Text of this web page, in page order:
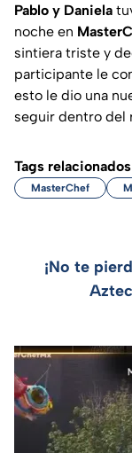
Pablo y Daniela
noche en
sintiera triste y
participante le
esto le dio una
seguir dentro del
Tags relacionados
MasterChef
¡No te